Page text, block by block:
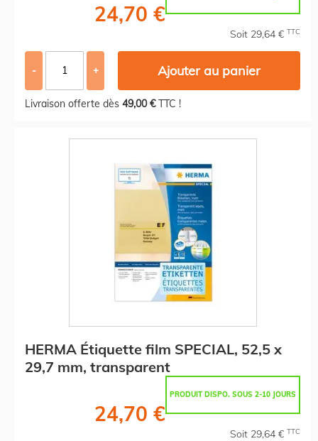
24,70 €
Soit 29,64 € TTC
- + Ajouter au panier
Livraison offerte dès 49,00 €TTC !
HERMA Étiquette film SPECIAL, 52,5 x
29,7 mm, transparent
PRODUIT DISPO. SOUS 2-10 JOURS
24,70 €
Soit 29,64 € TTC